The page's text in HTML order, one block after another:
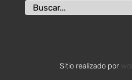
Buscar:
Sitio realizado por